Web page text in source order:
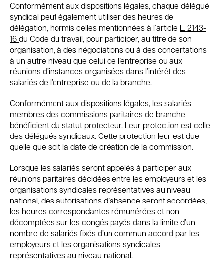
Conformément aux dispositions légales, chaque délégué
syndical peut également utiliser des heures de
délégation, hormis celles mentionnées à l’article L. 2143-
16du Code du travail, pour participer, au titre de son
organisation, à des négociations ou à des concertations
à un autre niveau que celui de l’entreprise ou aux
réunions d’instances organisées dans l’intérêt des
salariés de l’entreprise ou de la branche.
Conformément aux dispositions légales, les salariés
membres des commissions paritaires de branche
bénéficient du statut protecteur. Leur protection est celle
des délégués syndicaux. Cette protection leur est due
quelle que soit la date de création de la commission.
Lorsque les salariés seront appelés à participer aux
réunions paritaires décidées entre les employeurs et les
organisations syndicales représentatives au niveau
national, des autorisations d’absence seront accordées,
les heures correspondantes rémunérées et non
décomptées sur les congés payés dans la limite d’un
nombre de salariés fixés d’un commun accord par les
employeurs et les organisations syndicales
représentatives au niveau national.